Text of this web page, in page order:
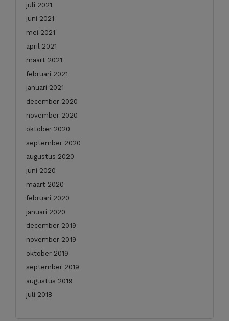
juli 2021
juni 2021
mei 2021
april 2021
maart 2021
februari 2021
januari 2021
december 2020
november 2020
oktober 2020
september 2020
augustus 2020
juni 2020
maart 2020
februari 2020
januari 2020
december 2019
november 2019
oktober 2019
september 2019
augustus 2019
juli 2018